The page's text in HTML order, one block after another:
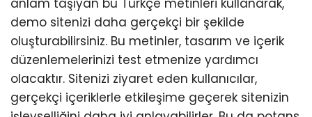
anlam taşıyan bu Türkçe metinleri kullanarak,
demo sitenizi daha gerçekçi bir şekilde
oluşturabilirsiniz. Bu metinler, tasarım ve içerik
düzenlemelerinizi test etmenize yardımcı
olacaktır. Sitenizi ziyaret eden kullanıcılar,
gerçekçi içeriklerle etkileşime geçerek sitenizin